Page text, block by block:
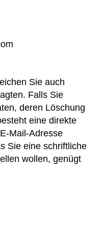
Sie auch
Falls Sie
deren Löschung
eine direkte
Mail-Adresse
Sie eine schriftliche
wollen, genügt